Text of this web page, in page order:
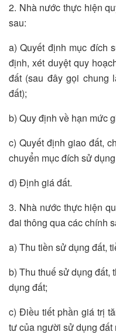
2. Nhà nước thực hiện
sau:
a) Quyết định mục đích
định, xét duyệt quy
đất (sau đây gọi chung
đất);
b) Quy định về hạn mức
c) Quyết định giao đất,
chuyển mục đích sử
d) Định giá đất.
3. Nhà nước thực hiện
đai thông qua các chính
a) Thu tiền sử dụng đất,
b) Thu thuế sử dụng đất,
dụng đất;
c) Điều tiết phần giá trị
tư của người sử dụng đất